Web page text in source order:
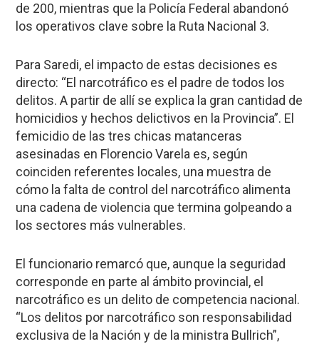
de 200, mientras que la Policía Federal abandonó
los operativos clave sobre la Ruta Nacional 3.
Para Saredi, el impacto de estas decisiones es
directo: “El narcotráfico es el padre de todos los
delitos. A partir de allí se explica la gran cantidad de
homicidios y hechos delictivos en la Provincia”. El
femicidio de las tres chicas matanceras
asesinadas en Florencio Varela es, según
coinciden referentes locales, una muestra de
cómo la falta de control del narcotráfico alimenta
una cadena de violencia que termina golpeando a
los sectores más vulnerables.
El funcionario remarcó que, aunque la seguridad
corresponde en parte al ámbito provincial, el
narcotráfico es un delito de competencia nacional.
“Los delitos por narcotráfico son responsabilidad
exclusiva de la Nación y de la ministra Bullrich”,